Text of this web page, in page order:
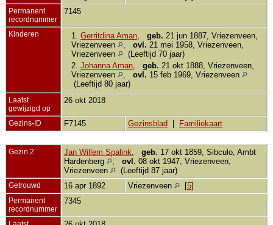
Permanent
recordnummer
7145
Kinderen 1. Gerritdina Aman geb. 21 jun 1887, Vriezenveen,
Vriezenveen
ovl. 21 mei 1958, Vriezenveen,
Vriezenveen
(Leeftijd 70 jaar)
2. Johanna Aman geb. 21 okt 1888, Vriezenveen,
Vriezenveen
ovl. 15 feb 1969, Vriezenveen
(Leeftijd 80 jaar)
Laatst
gewijzigd op
26 okt 2018
Gezins-ID F7145 Gezinsblad Familiekaart
Gezin 2 Jan Willem Spalink geb. 17 okt 1859, Sibculo, Ambt
Hardenberg
ovl. 08 okt 1947, Vriezenveen,
Vriezenveen
(Leeftijd 87 jaar)
Getrouwd 16 apr 1892 Vriezenveen [5]
Permanent
recordnummer
7345